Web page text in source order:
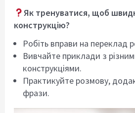
Як тренуватися, щоб
конструкцію?
Робіть вправи на переклад
Вивчайте приклади з
конструкціями.
Практикуйте розмову,
фрази.